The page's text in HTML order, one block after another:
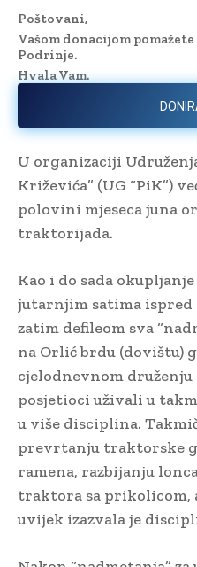
Poštovani,
Vašom donacijom
Podrinje.
Hvala Vam.
U organizaciji
Križevića” (UG “PiK”)
polovini mjeseca juna
traktorijada.
Kao i do sada
jutarnjim satima ispred
zatim defileom sva
na Orlić brdu (dovištu)
cjelodnevnom
posjetioci uživali u
u više disciplina.
prevrtanju traktorske
ramena, razbijanju
traktora sa prikolicom,
uvijek izazvala je